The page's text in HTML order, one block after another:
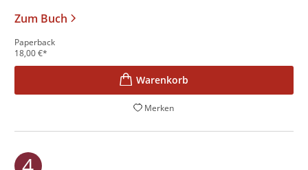
Zum Buch
Paperback
18,00€*
Merken